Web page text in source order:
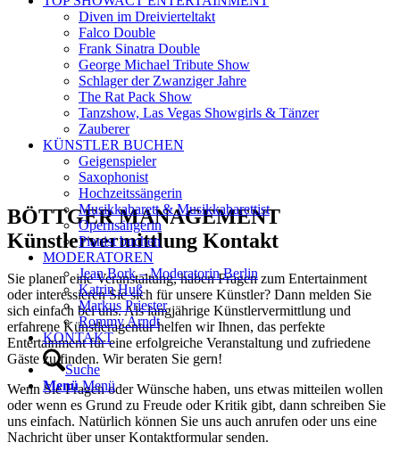
Diven im Dreivierteltakt
Falco Double
Frank Sinatra Double
George Michael Tribute Show
Schlager der Zwanziger Jahre
The Rat Pack Show
Tanzshow, Las Vegas Showgirls & Tänzer
Zauberer
KÜNSTLER BUCHEN
Geigenspieler
Saxophonist
Hochzeitssängerin
Musikkabarett & Musikkabarettist
Opernsängerin
Pianist buchen
MODERATOREN
Jean Bork – Moderatorin Berlin
Katrin Huß
Markus Priester
Rommy Arndt
KONTAKT
Suche
Menü Menü
BÖTTGER MANAGEMENT
Künstlervermittlung Kontakt
Sie planen eine Veranstaltung, haben Fragen zum Entertainment
oder interessieren Sie sich für unsere Künstler? Dann melden Sie
sich einfach bei uns. Als langjährige Künstlervermittlung und
erfahrene Künstleragentur helfen wir Ihnen, das perfekte
Entertainment für eine erfolgreiche Veranstaltung und zufriedene
Gäste zu finden. Wir beraten Sie gern!
Wenn Sie Fragen oder Wünsche haben, uns etwas mitteilen wollen
oder wenn es Grund zu Freude oder Kritik gibt, dann schreiben Sie
uns einfach. Natürlich können Sie uns auch anrufen oder uns eine
Nachricht über unser Kontaktformular senden.